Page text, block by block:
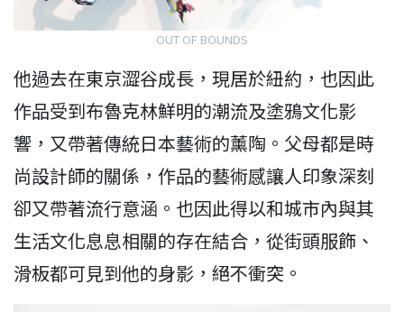
OUT OF BOUNDS
他過去在東京澀谷成長，現居於紐約，也因此
作品受到布魯克林鮮明的潮流及塗鴉文化影
響，又帶著傳統日本藝術的薰陶。父母都是時
尚設計師的關係，作品的藝術感讓人印象深刻
卻又帶著流行意涵。也因此得以和城市內與其
生活文化息息相關的存在結合，從街頭服飾、
滑板都可見到他的身影，絕不衝突。